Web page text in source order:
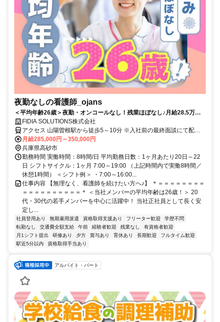
夜勤なしの看護師_ojans
＜平均年齢26歳＞夜勤・オンコールなし！残業ほぼなし♪月給28.5万円
～・昇給年2回・賞与年2回★初年度は賞与年3回★20代・30代の若手メ
ンバーが中心に活躍中！当社正社員として安定して働ける好環境◎
FIDIA SOLUTIONS株式会社
アクセス 山陽曽根駅から徒歩5～10分 ※入社前の最終面談にて配属
先を決定致します。
月給285,000円～350,000円
兵庫県高砂市
勤務時間 実働時間：8時間/日 平均勤務日数：1ヶ月あたり20日～22
日 シフトサイクル：1ヶ月 7:00～19:00 （上記時間内で実働8時間／
休憩1時間） ＜シフト例＞ ・7:00～16:00...
仕事内容 【無理なく、看護師を続けたい方へ♪】 ＊＝＝＝＝＝＝＝＝
＝＝＝＝＝＝＝＝＝＝＊ ＜当社メンバーの平均年齢は26歳！＞ 20
代・30代の若手メンバーを中心に活躍中！ 当社正社員として長く安
定し...
社員登用あり 無期雇用派遣 資格取得支援あり フリーター歓迎
学歴不問
転勤なし
交通費全額支給 午前 経験者歓迎 残業なし
有資格者歓迎
月1シフト提出
研修あり 夕方 賞与あり 育休あり 長期歓迎
フルタイム歓迎
駅近5分以内
資格取得手当あり
アルバイト・パート